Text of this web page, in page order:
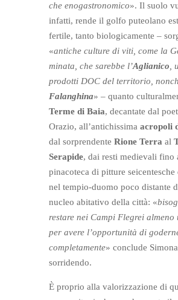
che enogastronomico». Il suolo
infatti, rende il golfo puteolano
fertile, tanto biologicamente –
«antiche culture di viti, come la
minata, che sarebbe l’Aglianico,
prodotti DOC del territorio,
Falanghina» – quanto
Terme di Baia, decantate dal
Orazio, all’antichissima acropoli
dal sorprendente Rione Terra al
Serapide, dai resti medievali fino
pinacoteca di pitture seicentesche
nel tempio-duomo poco distante
nucleo abitativo della città: «
restare nei Campi Flegrei almeno
per avere l’opportunità di
completamente» conclude
sorridendo.
È proprio alla valorizzazione di